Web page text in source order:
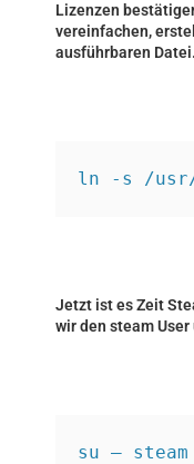
Lizenzen
vereinfachen,
ausführbaren Datei.
ln -s /usr/
Jetzt ist es Zeit
wir den steam
su – steam